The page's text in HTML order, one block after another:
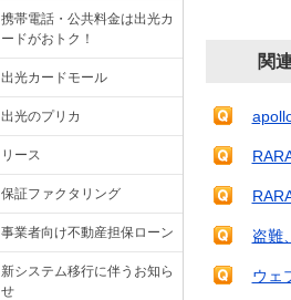
携帯電話・公共料金は出光カ
ードがおトク！
出光カードモール
出光のプリカ
リース
保証ファクタリング
事業者向け不動産担保ローン
新システム移行に伴うお知ら
せ
関
盗難
ウェ